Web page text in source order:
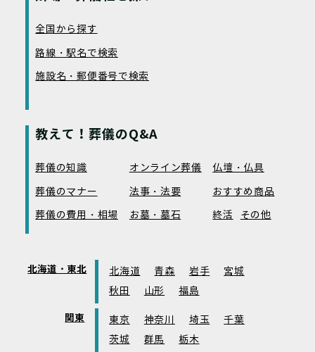
全国から探す
路線・駅名で検索
施設名・郵便番号で検索
教えて！葬儀のQ&A
葬儀の知識 オンライン葬儀
仏壇・仏具
葬儀のマナー
法事・法要
おすすめ商品
葬儀の費用・相場
お墓・墓石 終活 その他
北海道・東北 北海道 青森 岩手
宮城
秋田
山形 福島
関東 東京 神奈川 埼玉
千葉
茨城
群馬 栃木